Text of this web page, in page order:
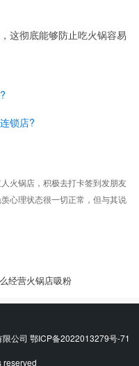
这彻底能够防止吃火锅容易
锁店?
火锅店，积极去打卡签到发朋友
心理状态很一切正常，但与其说
经营火锅店吸粉
公司 鄂ICP备2022013279号-71
reserved